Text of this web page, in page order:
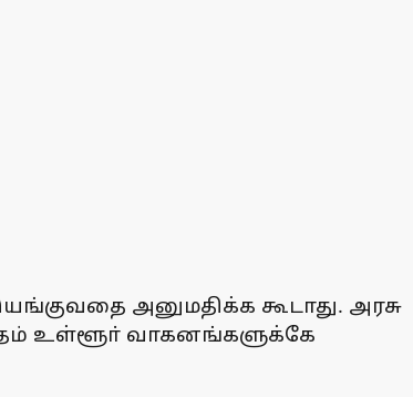
அனுமதிக்க கூடாது. அரசு
உள்ளூா் வாகனங்களுக்கே